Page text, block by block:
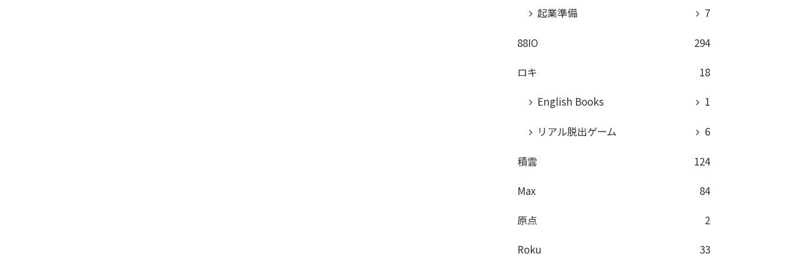
起業準備 7
88IO
294
ロキ
18
English Books
1
リアル脱出ゲーム 6
積雲
124
Max
84
原点
2
Roku
33